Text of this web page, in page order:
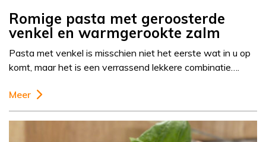
Romige pasta met geroosterde
venkel en warmgerookte zalm
Pasta met venkel is misschien niet het eerste wat in u op
komt, maar het is een verrassend lekkere combinatie….
Meer